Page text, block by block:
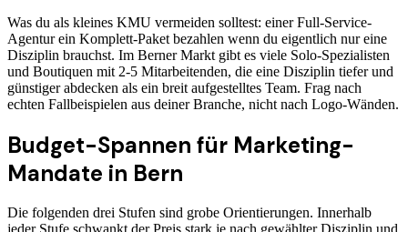
Was du als kleines KMU vermeiden solltest: einer Full-Service-
Agentur ein Komplett-Paket bezahlen wenn du eigentlich nur eine
Disziplin brauchst. Im Berner Markt gibt es viele Solo-Spezialisten
und Boutiquen mit 2-5 Mitarbeitenden, die eine Disziplin tiefer und
günstiger abdecken als ein breit aufgestelltes Team. Frag nach
echten Fallbeispielen aus deiner Branche, nicht nach Logo-Wänden.
Budget-Spannen für Marketing-
Mandate in Bern
Die folgenden drei Stufen sind grobe Orientierungen. Innerhalb